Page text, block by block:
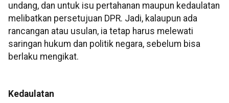
undang, dan untuk isu pertahanan maupun kedaulatan
melibatkan persetujuan DPR. Jadi, kalaupun ada
rancangan atau usulan, ia tetap harus melewati
saringan hukum dan politik negara, sebelum bisa
berlaku mengikat.
Kedaulatan